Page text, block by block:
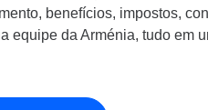
benefícios, impostos,
equipe da Arménia, tudo em